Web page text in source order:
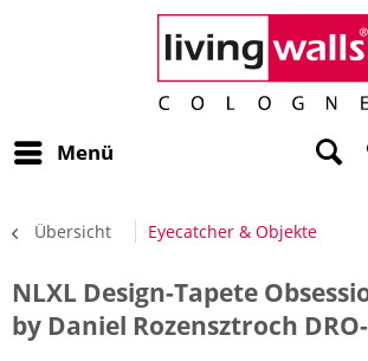
Menü
Übersicht Eyecatcher & Objekte
NLXL Design-Tapete
by Daniel Rozensztroch